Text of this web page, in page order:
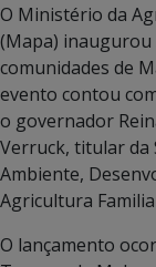
O Ministério da
(Mapa) inaugurou
comunidades de
evento contou
o governador
Verruck, titular da
Ambiente,
Agricultura
O lançamento